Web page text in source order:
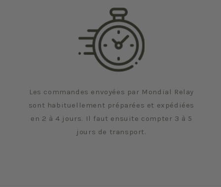
Les commandes envoyées par Mondial Relay
sont habituellement préparées et expédiées
en 2 à 4 jours. Il faut ensuite compter 3 à 5
jours de transport.